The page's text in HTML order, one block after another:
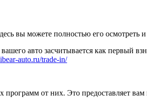
вы можете полностью его осмотреть и
авто засчитывается как первый
auto.ru/trade-in/
от них. Это предоставляет